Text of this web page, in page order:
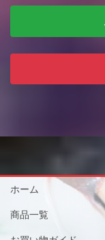
ホーム
商品一覧